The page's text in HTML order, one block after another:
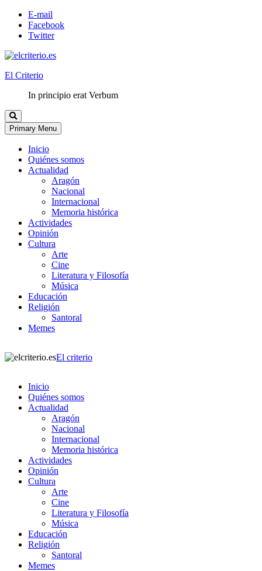
E-mail
Facebook
Twitter
El Criterio
In principio erat Verbum
Primary Menu
Inicio
Quiénes somos
Actualidad
Aragón
Nacional
Internacional
Memoria histórica
Actividades
Opinión
Cultura
Arte
Cine
Literatura y Filosofía
Música
Educación
Religión
Santoral
Memes
El criterio
Inicio
Quiénes somos
Actualidad
Aragón
Nacional
Internacional
Memoria histórica
Actividades
Opinión
Cultura
Arte
Cine
Literatura y Filosofía
Música
Educación
Religión
Santoral
Memes